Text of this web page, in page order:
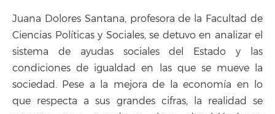
Juana Dolores Santana, profesora de la Facultad de
Ciencias Políticas y Sociales, se detuvo en analizar el
sistema de ayudas sociales del Estado y las
condiciones de igualdad en las que se mueve la
sociedad. Pese a la mejora de la economía en lo
que respecta a sus grandes cifras, la realidad se